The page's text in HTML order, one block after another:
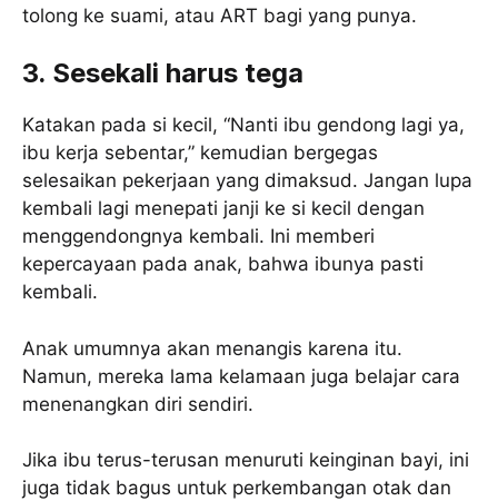
tolong ke suami, atau ART bagi yang punya.
3. Sesekali harus tega
Katakan pada si kecil, “Nanti ibu gendong lagi ya,
ibu kerja sebentar,” kemudian bergegas
selesaikan pekerjaan yang dimaksud. Jangan lupa
kembali lagi menepati janji ke si kecil dengan
menggendongnya kembali. Ini memberi
kepercayaan pada anak, bahwa ibunya pasti
kembali.
Anak umumnya akan menangis karena itu.
Namun, mereka lama kelamaan juga belajar cara
menenangkan diri sendiri.
Jika ibu terus-terusan menuruti keinginan bayi, ini
juga tidak bagus untuk perkembangan otak dan